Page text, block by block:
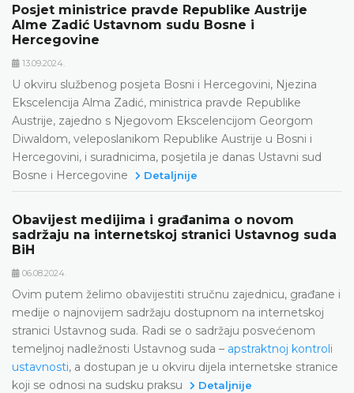
Posjet ministrice pravde Republike Austrije
Alme Zadić Ustavnom sudu Bosne i
Hercegovine
13.09.2024.
U okviru službenog posjeta Bosni i Hercegovini, Njezina
Ekscelencija Alma Zadić, ministrica pravde Republike
Austrije, zajedno s Njegovom Ekscelencijom Georgom
Diwaldom, veleposlanikom Republike Austrije u Bosni i
Hercegovini, i suradnicima, posjetila je danas Ustavni sud
Bosne i Hercegovine
Detaljnije
Obavijest medijima i građanima o novom
sadržaju na internetskoj stranici Ustavnog suda
BiH
06.08.2024.
Ovim putem želimo obavijestiti stručnu zajednicu, građane i
medije o najnovijem sadržaju dostupnom na internetskoj
stranici Ustavnog suda. Radi se o sadržaju posvećenom
temeljnoj nadležnosti Ustavnog suda – apstraktnoj kontroli
ustavnosti, a dostupan je u okviru dijela internetske stranice
koji se odnosi na sudsku praksu
Detaljnije